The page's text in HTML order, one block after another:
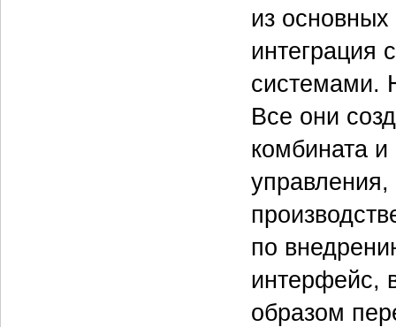
из
интеграция
системами.
Все они
комбината
управления,
по
интерфейс,
образом